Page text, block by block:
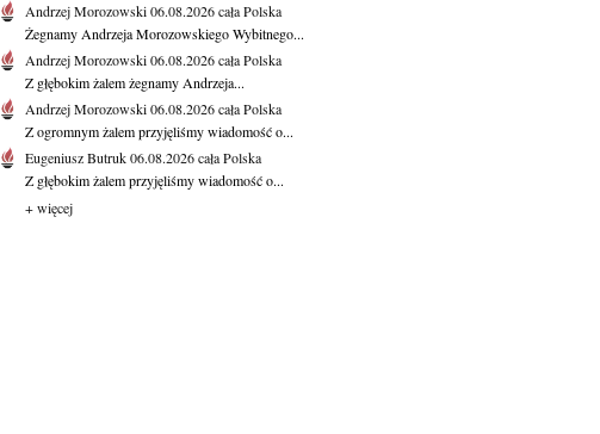
Andrzej Morozowski06.08.2026cała Polska
Żegnamy Andrzeja Morozowskiego Wybitnego...
Andrzej Morozowski06.08.2026cała Polska
Z głębokim żalem żegnamy Andrzeja...
Andrzej Morozowski06.08.2026cała Polska
Z ogromnym żalem przyjęliśmy wiadomość o...
Eugeniusz Butruk06.08.2026cała Polska
Z głębokim żalem przyjęliśmy wiadomość o...
+ więcej